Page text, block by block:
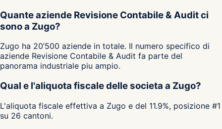
Quante aziende Revisione Contabile & Audit ci
sono a Zugo?
Zugo ha 20’500 aziende in totale. Il numero specifico di
aziende Revisione Contabile & Audit fa parte del
panorama industriale piu ampio.
Qual e l'aliquota fiscale delle societa a Zugo?
L'aliquota fiscale effettiva a Zugo e del 11.9%, posizione #1
su 26 cantoni.